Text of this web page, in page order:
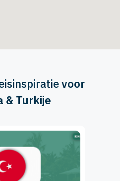
voor
& Turkije